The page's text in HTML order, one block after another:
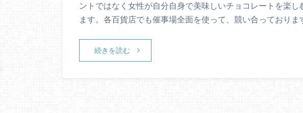
ントではなく女性が自分自身で美味しいチョコレートを楽
ます。各百貨店でも催事場全面を使って、競い合っておりま
続きを読む